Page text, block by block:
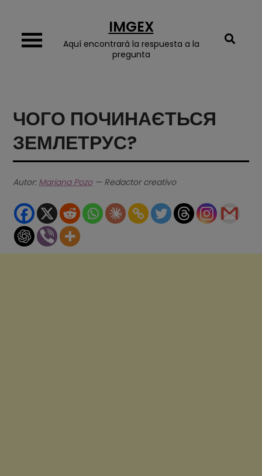
content
IMGEX
Aquí encontrará la respuesta a la
pregunta
ЧОГО ПОЧИНАЄТЬСЯ
ЗЕМЛЕТРУС?
Autor: Mariana Pozo— Redactor creativo